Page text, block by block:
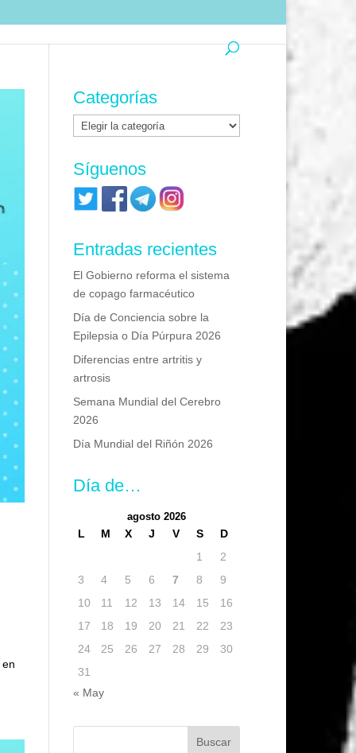
Categorías
Categorías
Síguenos
Entradas recientes
El Gobierno reforma el sistema
de copago farmacéutico
Día de Conciencia sobre la
Epilepsia o Día Púrpura 2026
Diferencias entre artritis y
artrosis
Semana Mundial del Cerebro
2026
Día Mundial del Riñón 2026
Día de…
agosto 2026
L M X J V S
D
1
2
3
4 5 6 7 8
9
10
11 12 13 14 15
16
17
18 19 20 21 22
23
24
25 26 27 28 29
30
31
« May
Buscar: